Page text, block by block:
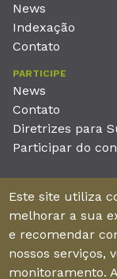
News
Indexação
Contato
PARTICIPE
News
Contato
Diretrizes para
Participar do
Unieducar
CNPJ: 05.569.970/
Av.
Aldeota
Este site utiliza
melhorar a sua
e recomendar
nossos serviços,
monitoramento.